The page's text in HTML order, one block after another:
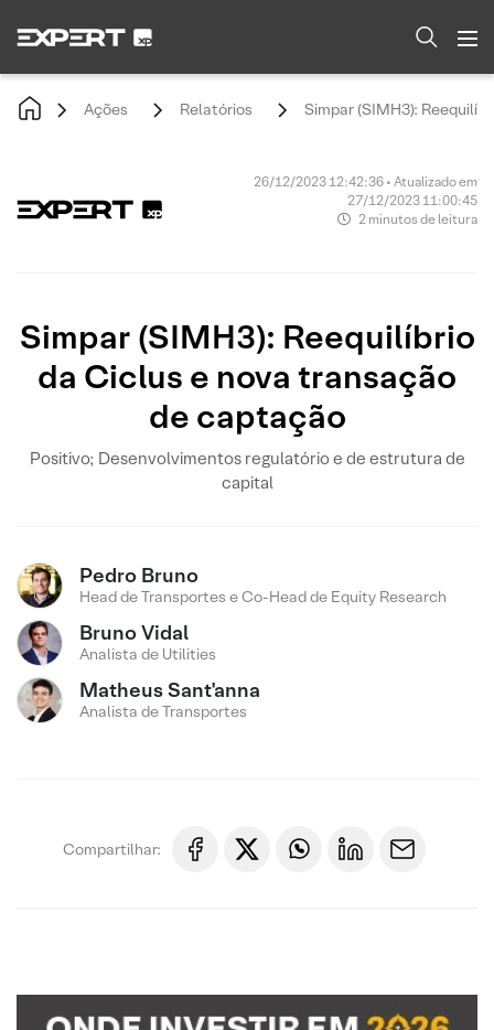
Ações Relatórios Simpar (SIMH3):
26/12/2023 12:42:36 • Atualizado em
27/12/2023 11:00:45
2 minutos de leitura
Simpar (SIMH3): Reequilíbrio
da Ciclus e nova transação
de captação
Positivo; Desenvolvimentos regulatório e de estrutura de
capital
Pedro Bruno
Head de Transportes e Co-Head de Equity Research
Bruno Vidal
Analista de Utilities
Matheus Sant'anna
Analista de Transportes
Compartilhar: